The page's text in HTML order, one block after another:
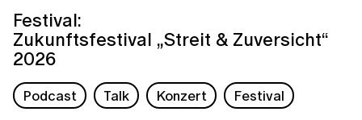
Festival:
Zukunftsfestival „Streit & Zuversicht“
2026
Podcast Talk Konzert Festival